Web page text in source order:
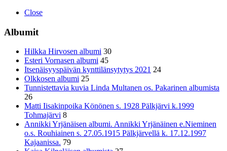
Close
Albumit
Hilkka Hirvosen albumi 30
Esteri Vornasen albumi 45
Itsenäisyyspäivän kynttilänsytytys 2021 24
Olkkosen albumi 25
Tunnistettavia kuvia Linda Multanen os. Pakarinen albumista
26
Matti Iisakinpoika Könönen s. 1928 Pälkjärvi k.1999
Tohmajärvi 8
Annikki Yrjänäisen albumi. Annikki Yrjänäinen e.Nieminen
o.s. Rouhiainen s. 27.05.1915 Pälkjärvellä k. 17.12.1997
Kajaanissa. 79